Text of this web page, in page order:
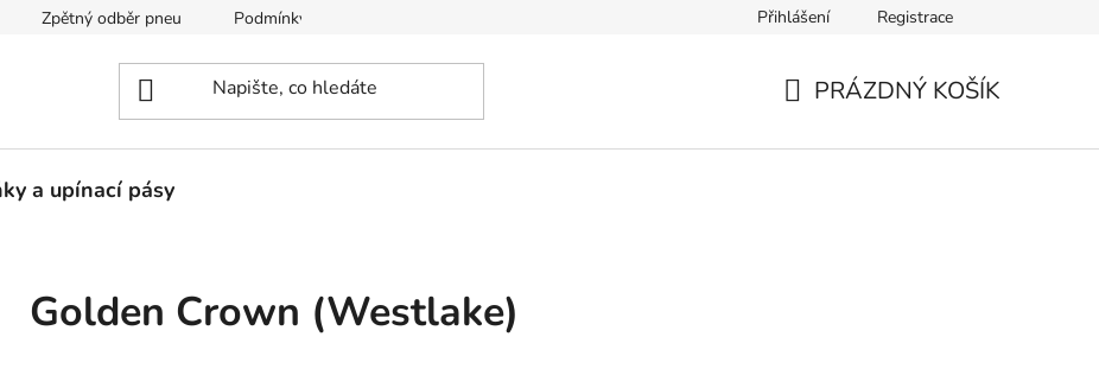
Zpětný odběr pneu Podmínky dopravy Podmínky ochrany osobních údajů Moje objednávka
Přihlášení Registrace
PRÁZDNÝ KOŠÍK
a upínací pásy
Golden Crown (Westlake)